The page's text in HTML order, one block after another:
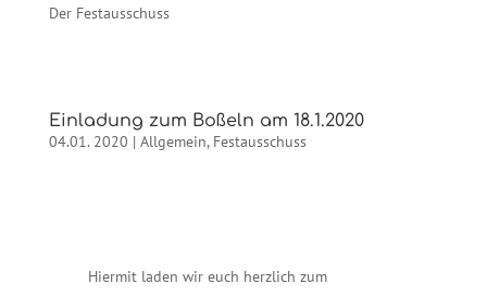
Der Festausschuss
Einladung zum Boßeln am 18.1.2020
04.01. 2020 | Allgemein, Festausschuss
Hiermit laden wir euch herzlich zum